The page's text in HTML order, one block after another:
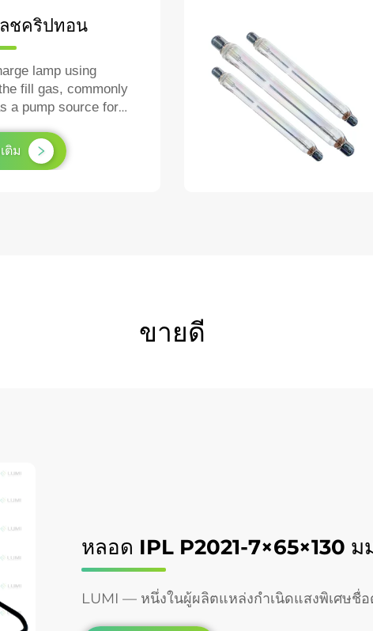
ชคริปทอน
lamp using
fill gas, commonly
a pump source for
strobe.
ติม
ขายดี
หลอด IPL P2021-7×65×130 ม
LUMI — หนึ่งในผู้ผลิตแหล่งกำเนิดแสงพิเศษชื่